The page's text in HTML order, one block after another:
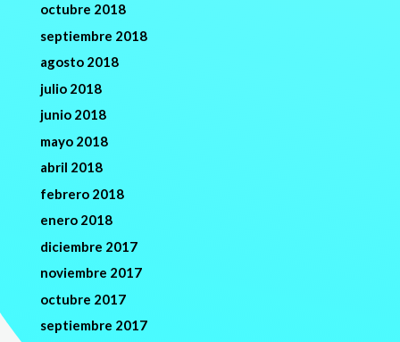
octubre 2018
septiembre 2018
agosto 2018
julio 2018
junio 2018
mayo 2018
abril 2018
febrero 2018
enero 2018
diciembre 2017
noviembre 2017
octubre 2017
septiembre 2017